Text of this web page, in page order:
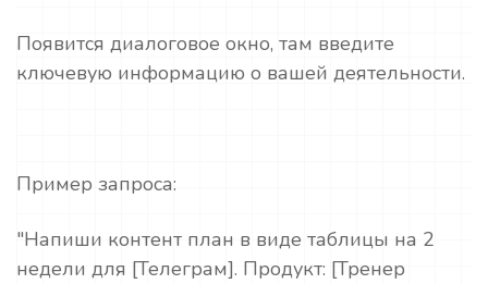
Появится диалоговое окно, там введите
ключевую информацию о вашей деятельности.
Пример запроса:
"Напиши контент план в виде таблицы на 2
недели для [Телеграм]. Продукт: [Тренер